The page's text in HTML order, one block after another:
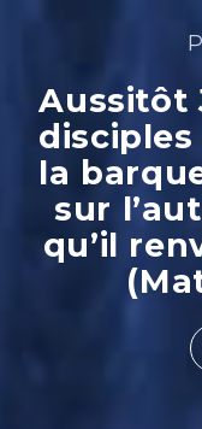
Aussitôt
la
sur
qu’il